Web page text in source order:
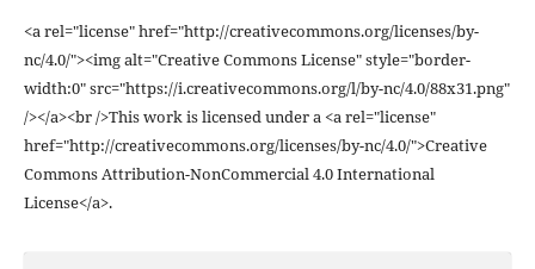
<a rel="license" href="http://creativecommons.org/licenses/by-
nc/4.0/"><img alt="Creative Commons License" style="border-
width:0" src="https://i.creativecommons.org/l/by-nc/4.0/88x31.png"
/></a><br />This work is licensed under a <a rel="license"
href="http://creativecommons.org/licenses/by-nc/4.0/">Creative
Commons Attribution-NonCommercial 4.0 International
License</a>.